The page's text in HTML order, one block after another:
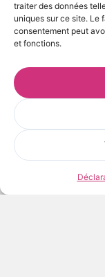
traiter des données
uniques sur ce site. Le
consentement peut
et fonctions.
Voir